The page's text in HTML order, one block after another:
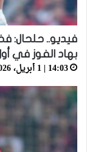
فيديو.. حلحال:
بهاد الفوز في
14:03 | 1 أبريل، 2026